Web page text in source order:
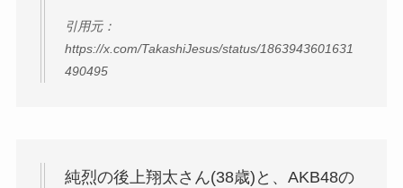
引用元：
https://x.com/TakashiJesus/status/1863943601631
490495
純烈の後上翔太さん(38歳)と、AKB48の